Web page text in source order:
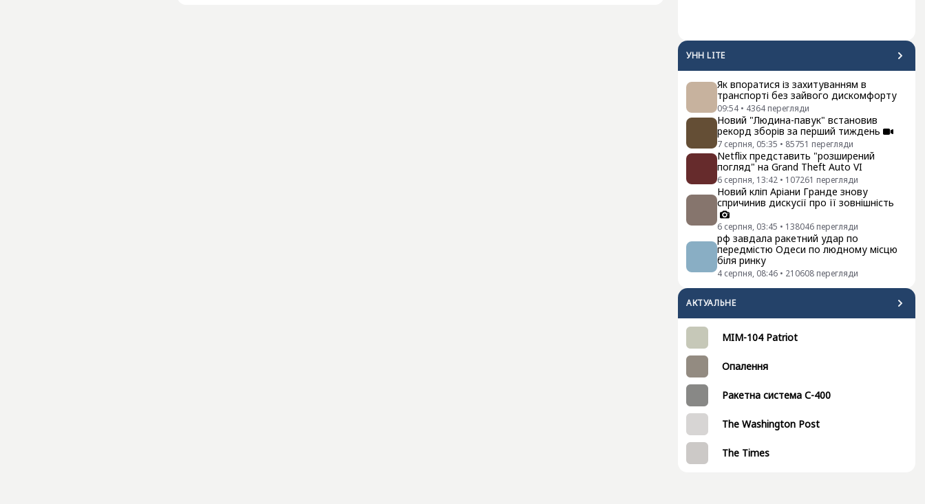
УНН LITE
Як впоратися із захитуванням в
транспорті без зайвого дискомфорту
09:54 • 4364 перегляди
Новий "Людина-павук" встановив
рекорд зборів за перший тиждень
7 серпня, 05:35 • 85751 перегляди
Netflix представить "розширений
погляд" на Grand Theft Auto VI
6 серпня, 13:42 • 107261 перегляди
Новий кліп Аріани Гранде знову
спричинив дискусії про її зовнішність
6 серпня, 03:45 • 138046 перегляди
рф завдала ракетний удар по
передмістю Одеси по людному місцю
біля ринку
4 серпня, 08:46 • 210608 перегляди
АКТУАЛЬНЕ
MIM-104 Patriot
Опалення
Ракетна система С-400
The Washington Post
The Times